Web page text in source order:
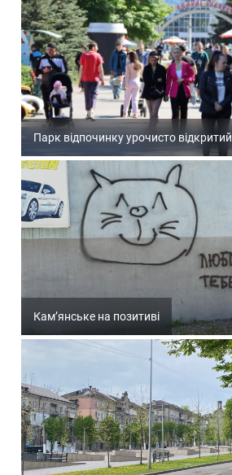
Парк відпочинку урочисто відкритий
Кам’янське на позитиві